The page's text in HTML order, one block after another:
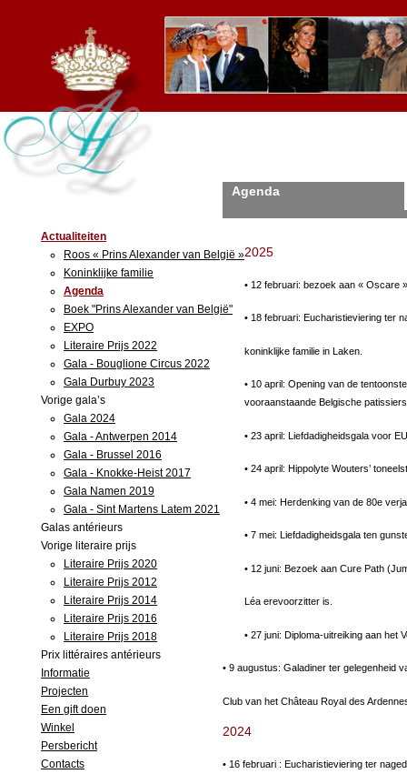
Actualiteiten
Roos « Prins Alexander van België »
Koninklijke familie
Agenda
Boek "Prins Alexander van België"
EXPO
Literaire Prijs 2022
Gala - Bouglione Circus 2022
Gala Durbuy 2023
Vorige gala’s
Gala 2024
Gala - Antwerpen 2014
Gala - Brussel 2016
Gala - Knokke-Heist 2017
Gala Namen 2019
Gala - Sint Martens Latem 2021
Galas antérieurs
Vorige literaire prijs
Literaire Prijs 2020
Literaire Prijs 2012
Literaire Prijs 2014
Literaire Prijs 2016
Literaire Prijs 2018
Prix littéraires antérieurs
Informatie
Projecten
Een gift doen
Winkel
Persbericht
Contacts
Agenda
2025
• 12 februari: bezoek aan « Oscare
• 18 februari: Eucharistieviering ter
koninklijke familie in Laken.
• 10 april: Opening van de
vooraanstaande Belgische
• 23 april: Liefdadigheidsgala voor
• 24 april: Hippolyte Wouters’
• 4 mei: Herdenking van de 80e
• 7 mei: Liefdadigheidsgala ten
• 12 juni: Bezoek aan Cure Path
Léa erevoorzitter is.
• 27 juni: Diploma-uitreiking aan het
• 9 augustus: Galadiner ter gelegenheid
Club van het Château Royal des
2024
• 16 februari : Eucharistieviering ter